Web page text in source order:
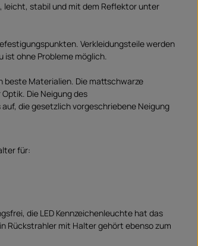
leicht, stabil und mit dem Reflektor unter
Verkleidungsteile werden
ist ohne Probleme möglich.
beste Materialien. Die mattschwarze
Die Neigung des
die gesetzlich vorgeschriebene Neigung
für:
die LED Kennzeichenleuchte hat das
Rückstrahler mit Halter gehört ebenso zum